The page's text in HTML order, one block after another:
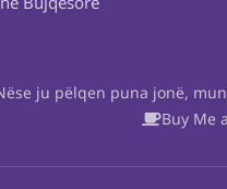
ju pëlqen puna jonë,
Buy Me